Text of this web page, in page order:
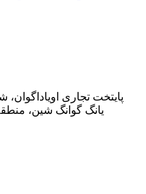
یانگ گوانگ شین،